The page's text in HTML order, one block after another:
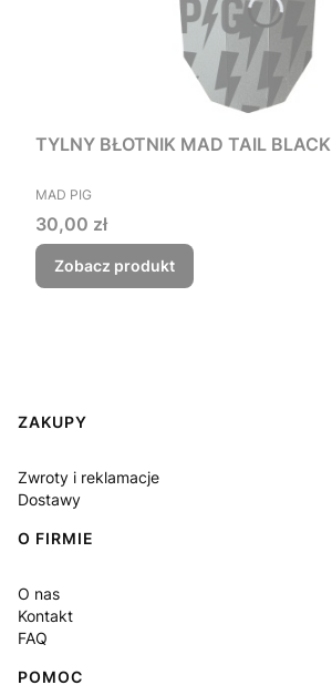
TYLNY BŁOTNIK MAD TAIL BLACK
PRODUCENT
MAD PIG
Cena
30,00 zł
Zobacz produkt
Linki w stopce
ZAKUPY
Zwroty i reklamacje
Dostawy
O FIRMIE
O nas
Kontakt
FAQ
POMOC